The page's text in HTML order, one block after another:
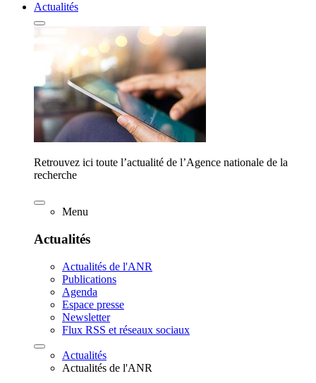
Actualités
Retrouvez ici toute l’actualité de l’Agence nationale de la
recherche
Menu
Actualités
Actualités de l'ANR
Publications
Agenda
Espace presse
Newsletter
Flux RSS et réseaux sociaux
Actualités
Actualités de l'ANR